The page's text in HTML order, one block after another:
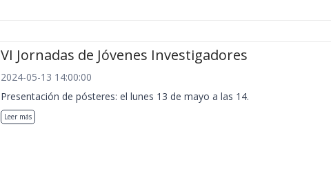
VI Jornadas de Jóvenes Investigadores
2024-05-13 14:00:00
Presentación de pósteres: el lunes 13 de mayo a las 14.
Leer más